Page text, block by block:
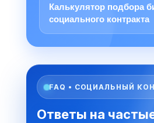
Калькулятор подбора
социального контракта
FAQ • СОЦИАЛЬНЫЙ
Ответы на